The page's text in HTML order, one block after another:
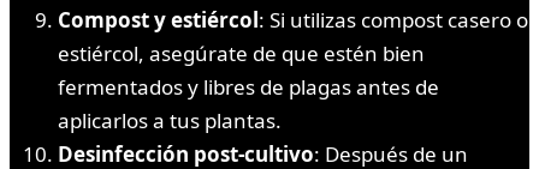
Compost y estiércol: Si utilizas compost casero o
estiércol, asegúrate de que estén bien
fermentados y libres de plagas antes de
aplicarlos a tus plantas.
Desinfección post-cultivo: Después de un